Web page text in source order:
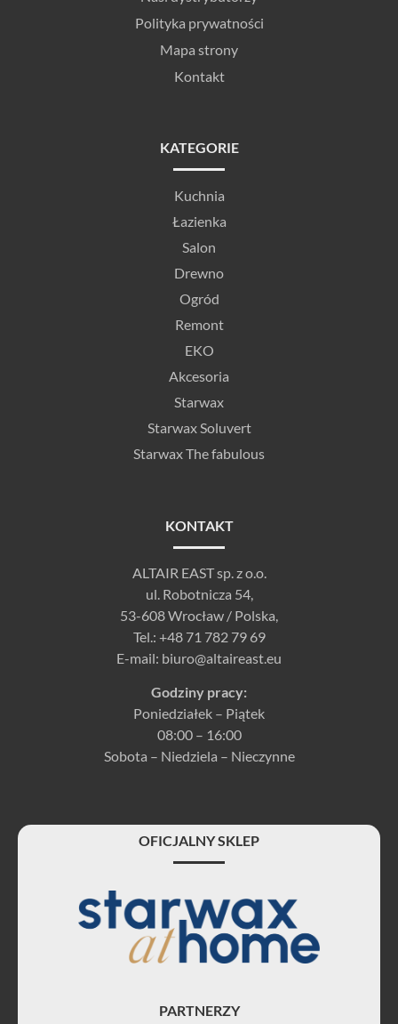
Polityka prywatności
Mapa strony
Kontakt
KATEGORIE
Kuchnia
Łazienka
Salon
Drewno
Ogród
Remont
EKO
Akcesoria
Starwax
Starwax Soluvert
Starwax The fabulous
KONTAKT
ALTAIR EAST sp. z o.o.
ul. Robotnicza 54,
53-608 Wrocław / Polska,
Tel.: +48 71 782 79 69
E-mail: biuro@altaireast.eu
Godziny pracy:
Poniedziałek – Piątek
08:00 – 16:00
Sobota – Niedziela – Nieczynne
OFICJALNY SKLEP
PARTNERZY